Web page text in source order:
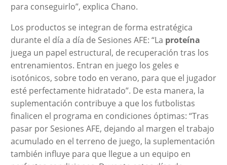
para conseguirlo”, explica Chano.
Los productos se integran de forma estratégica
durante el día a día de Sesiones AFE: “La proteína
juega un papel estructural, de recuperación tras los
entrenamientos. Entran en juego los geles e
isotónicos, sobre todo en verano, para que el jugador
esté perfectamente hidratado”. De esta manera, la
suplementación contribuye a que los futbolistas
finalicen el programa en condiciones óptimas: “Tras
pasar por Sesiones AFE, dejando al margen el trabajo
acumulado en el terreno de juego, la suplementación
también influye para que llegue a un equipo en